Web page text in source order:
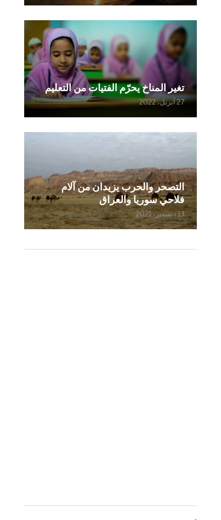
تغير المناخ يحرّم الفتيات من التعليم
27 أبريل، 2022
التصحر والحرب يزيدان من آلام
فلاحي سوريا والعراق
13 ديسمبر، 2021